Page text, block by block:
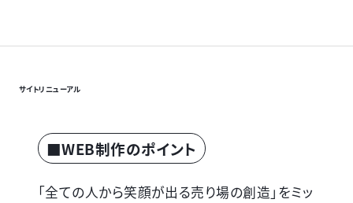
サイトリニューアル
■WEB制作のポイント
「全ての人から笑顔が出る売り場の創造」をミッ